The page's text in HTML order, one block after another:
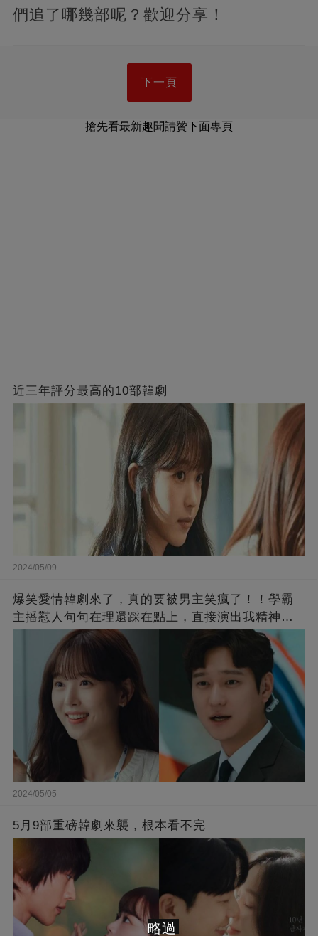
們追了哪幾部呢？歡迎分享！
下一頁
搶先看最新趣聞請贊下面專頁
近三年評分最高的10部韓劇
2024/05/09
爆笑愛情韓劇來了，真的要被男主笑瘋了！！學霸
主播懟人句句在理還踩在點上，直接演出我精神世
界的嘴替！
2024/05/05
5月9部重磅韓劇來襲，根本看不完
略過